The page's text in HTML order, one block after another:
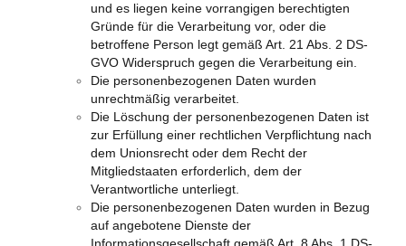
und es liegen keine vorrangigen berechtigten
Gründe für die Verarbeitung vor, oder die
betroffene Person legt gemäß Art. 21 Abs. 2 DS-
GVO Widerspruch gegen die Verarbeitung ein.
Die personenbezogenen Daten wurden
unrechtmäßig verarbeitet.
Die Löschung der personenbezogenen Daten ist
zur Erfüllung einer rechtlichen Verpflichtung nach
dem Unionsrecht oder dem Recht der
Mitgliedstaaten erforderlich, dem der
Verantwortliche unterliegt.
Die personenbezogenen Daten wurden in Bezug
auf angebotene Dienste der